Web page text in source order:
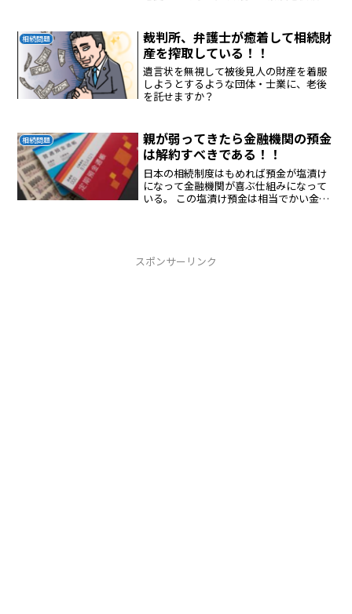
相続問題
裁判所、弁護士が癒着して相続財
産を搾取している！！
遺言状を無視して被後見人の財産を着服
しようとするような団体・士業に、老後
を託せますか？
相続問題
親が弱ってきたら金融機関の預金
は解約すべきである！！
日本の相続制度はもめれば預金が塩漬け
になって金融機関が喜ぶ仕組みになって
いる。 この塩漬け預金は相当でかい金額
スポンサーリンク